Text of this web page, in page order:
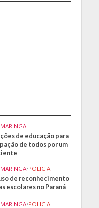
MARINGA
de educação para
de todos por um
MARINGA•POLICIA
de reconhecimento
escolares no Paraná
MARINGA•POLICIA